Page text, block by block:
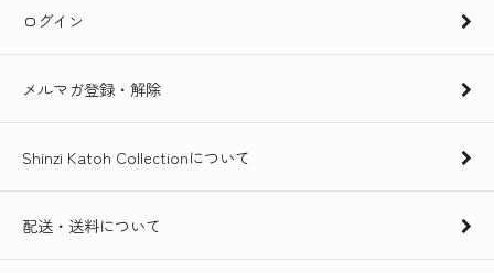
ログイン
メルマガ登録・解除
Shinzi Katoh Collectionについて
配送・送料について